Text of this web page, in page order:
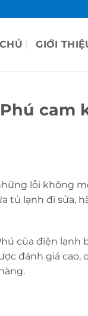
GIỚI
cam
lỗi không
lạnh đi sửa,
của điện
đánh giá